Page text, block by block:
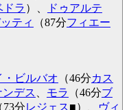
ドラ ）、
ドゥアルテ
ティ （87分フィエー
・ビルバオ （46分カス
デス モラ （46分ブ
73分レジェス■）、 ヴィ